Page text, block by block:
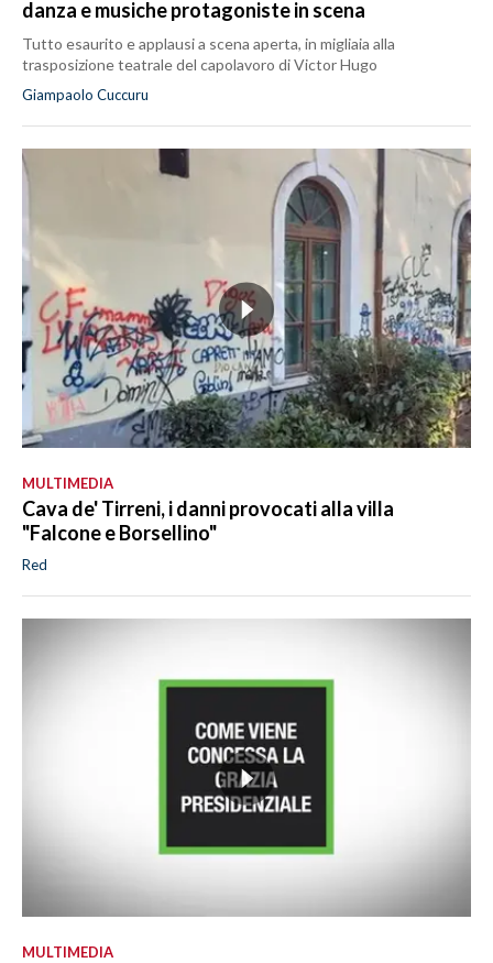
danza e musiche protagoniste in scena
Tutto esaurito e applausi a scena aperta, in migliaia alla
trasposizione teatrale del capolavoro di Victor Hugo
Giampaolo Cuccuru
MULTIMEDIA
Cava de' Tirreni, i danni provocati alla villa
"Falcone e Borsellino"
Red
MULTIMEDIA